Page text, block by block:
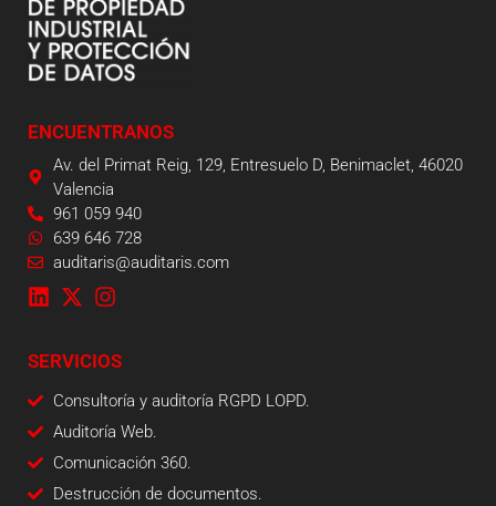
ENCUENTRANOS
Av. del Primat Reig, 129, Entresuelo D, Benimaclet, 46020
Valencia
961 059 940
639 646 728
auditaris@auditaris.com
SERVICIOS
Consultoría y auditoría RGPD LOPD.
Auditoría Web.
Comunicación 360.
Destrucción de documentos.